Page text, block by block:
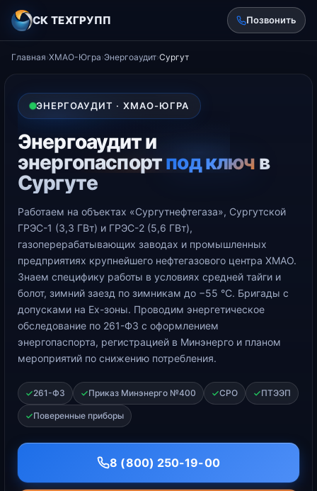
СК ТЕХГРУПП Позвонить
Главная›ХМАО-Югра›Энергоаудит›Сургут
ЭНЕРГОАУДИТ · ХМАО-ЮГРА
Энергоаудит и
энергопаспортпод ключ в
Сургуте
Работаем на объектах «Сургутнефтегаза», Сургутской
ГРЭС-1 (3,3 ГВт) и ГРЭС-2 (5,6 ГВт),
газоперерабатывающих заводах и промышленных
предприятиях крупнейшего нефтегазового центра ХМАО.
Знаем специфику работы в условиях средней тайги и
болот, зимний заезд по зимникам до −55 °С. Бригады с
допусками на Ex-зоны. Проводим энергетическое
обследование по 261-ФЗ с оформлением
энергопаспорта, регистрацией в Минэнерго и планом
мероприятий по снижению потребления.
261-ФЗ Приказ Минэнерго №400 СРО ПТЭЭП
Поверенные приборы
8 (800) 250-19-00